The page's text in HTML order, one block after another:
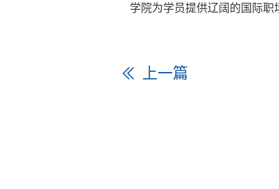
学院为学员提供辽阔的国际职
上一篇